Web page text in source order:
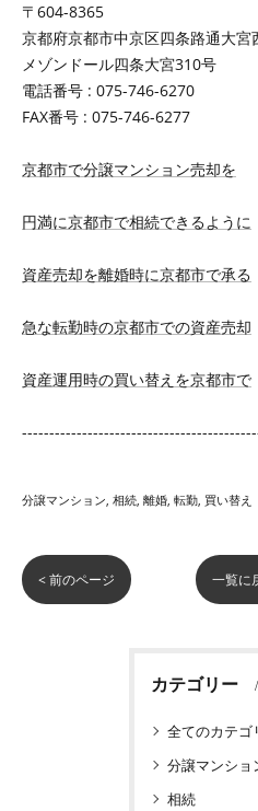
〒604-8365
京都府京都市中京区四条路通大
メゾンドール四条大宮310号
電話番号 : 075-746-6270
FAX番号 : 075-746-6277
京都市で分譲マンション売却を
円満に京都市で相続できるように
資産売却を離婚時に京都市で承る
急な転勤時の京都市での資産売却
資産運用時の買い替えを京都市で
分譲マンション 相続 離婚 転勤 買い替え
< 前のページ 一覧に
カテゴリー
全てのカテゴ
分譲マンショ
相続